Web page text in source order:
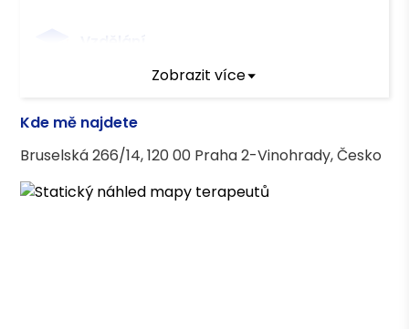
Psychologie Bc.
Veřejné zdravotnictví Mgr.
Zobrazit více
Kde mě najdete
Bruselská 266/14, 120 00 Praha 2-Vinohrady, Česko